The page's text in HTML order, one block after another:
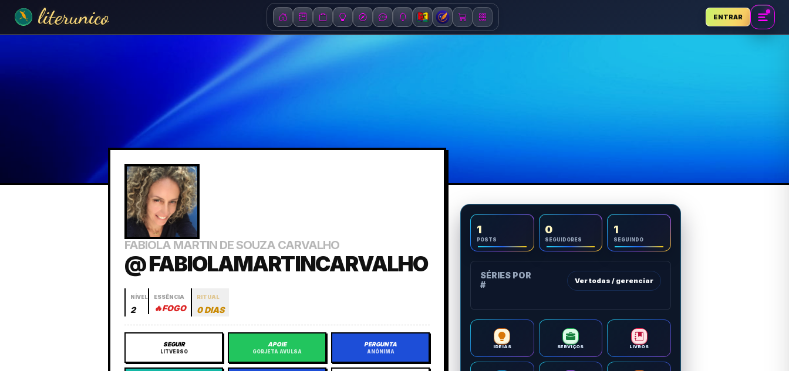
literunico ENTRAR
FABIOLA MARTIN DE SOUZA CARVALHO
@ FABIOLAMARTINCARVALHO
NÍVEL
2
ESSÊNCIA
🔥FOGO
RITUAL
0 DIAS
SEGUIR
LITVERSO
APOIE
GORJETA AVULSA
PERGUNTA
ANÔNIMA
1
POSTS
0
SEGUIDORES
1
SEGUINDO
SÉRIES POR
#
Ver todas / gerenciar
IDEIAS SERVIÇOS LIVROS